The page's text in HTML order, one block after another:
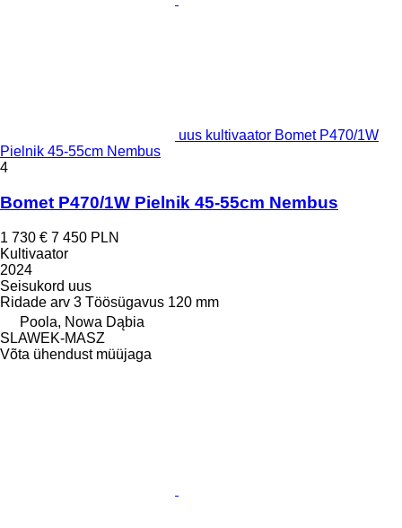
uus kultivaator Bomet P470/1W
Pielnik 45-55cm Nembus
4
Bomet P470/1W Pielnik 45-55cm Nembus
1 730 € 7 450 PLN
Kultivaator
2024
Seisukord uus
Ridade arv 3 Töösügavus 120 mm
Poola, Nowa Dąbia
SLAWEK-MASZ
Võta ühendust müüjaga